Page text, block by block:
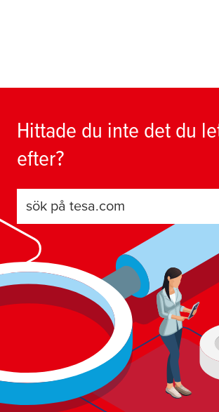
Hittade du inte det du
efter?
sök på tesa.com